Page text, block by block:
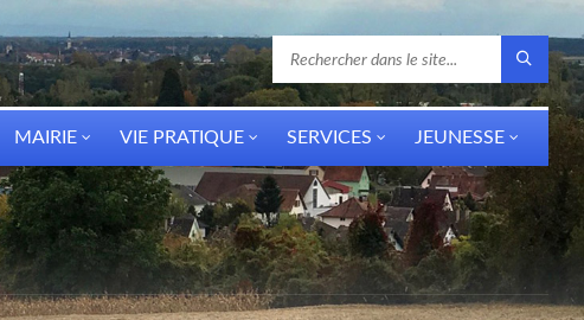
MAIRIE VIE PRATIQUE SERVICES JEUNESSE